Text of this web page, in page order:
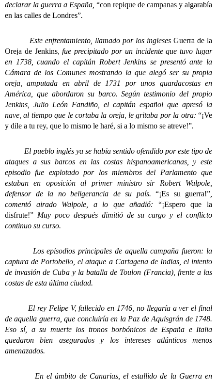
declarar la guerra a España, “con repique de campanas y algarabía
en las calles de Londres”.
Este enfrentamiento, llamado por los ingleses Guerra de la
Oreja de Jenkins, fue precipitado por un incidente que tuvo lugar
en 1738, cuando el capitán Robert Jenkins se presentó ante la
Cámara de los Comunes mostrando la que alegó ser su propia
oreja, amputada en abril de 1731 por unos guardacostas en
América, que abordaron su barco. Según testimonio del propio
Jenkins, Julio León Fandiño, el capitán español que apresó la
nave, al tiempo que le cortaba la oreja, le gritaba por la otra: “¡Ve
y dile a tu rey, que lo mismo le haré, si a lo mismo se atreve!”.
El pueblo inglés ya se había sentido ofendido por este tipo de
ataques a sus barcos en las costas hispanoamericanas, y este
episodio fue explotado por los miembros del Parlamento que
estaban en oposición al primer ministro sir Robert Walpole,
defensor de la no beligerancia de su país. “¡Es su guerra!”
comentó airado Walpole, a lo que añadió: “¡Espero que la
disfrute!” Muy poco después dimitió de su cargo y el conflicto
continuo su curso.
Los episodios principales de aquella campaña fueron: la
captura de Portobello, el ataque a Cartagena de Indias, el intento
de invasión de Cuba y la batalla de Toulon (Francia), frente a las
costas de esta última ciudad.
El rey Felipe V, fallecido en 1746, no llegaría a ver el final
de aquella guerra, que concluiría en la Paz de Aquisgrán de 1748.
Eso sí, a su muerte los tronos borbónicos de España e Italia
quedaron bien asegurados y los intereses atlánticos menos
amenazados.
En el ámbito de Canarias, el estallido de la Guerra en